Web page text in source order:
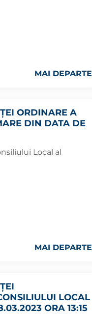
MAI DEPARTE
ORDINARE A
DIN DATA DE
Local al
MAI DEPARTE
LOCAL
ORA 13:15